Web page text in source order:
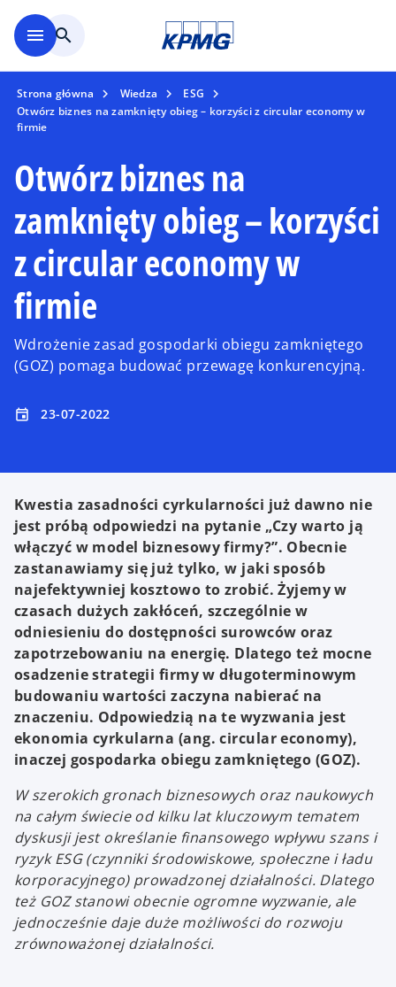
menu search
Strona główna Wiedza
ESG
Otwórz biznes na zamknięty obieg – korzyści z circular economy w
firmie
Otwórz biznes na
zamknięty obieg – korzyści
z circular economy w
firmie
Wdrożenie zasad gospodarki obiegu zamkniętego
(GOZ) pomaga budować przewagę konkurencyjną.
event 23-07-2022
Kwestia zasadności cyrkularności już dawno nie
jest próbą odpowiedzi na pytanie „Czy warto ją
włączyć w model biznesowy firmy?”. Obecnie
zastanawiamy się już tylko, w jaki sposób
najefektywniej kosztowo to zrobić. Żyjemy w
czasach dużych zakłóceń, szczególnie w
odniesieniu do dostępności surowców oraz
zapotrzebowaniu na energię. Dlatego też mocne
osadzenie strategii firmy w długoterminowym
budowaniu wartości zaczyna nabierać na
znaczeniu. Odpowiedzią na te wyzwania jest
ekonomia cyrkularna (ang. circular economy),
inaczej gospodarka obiegu zamkniętego (GOZ).
W szerokich gronach biznesowych oraz naukowych
na całym świecie od kilku lat kluczowym tematem
dyskusji jest określanie finansowego wpływu szans i
ryzyk ESG (czynniki środowiskowe, społeczne i ładu
korporacyjnego) prowadzonej działalności. Dlatego
też GOZ stanowi obecnie ogromne wyzwanie, ale
jednocześnie daje duże możliwości do rozwoju
zrównoważonej działalności.